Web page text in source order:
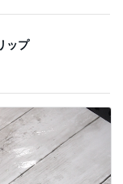
ップ